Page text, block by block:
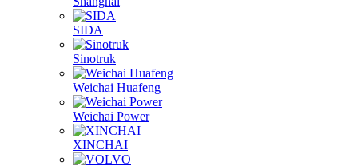
SIDA
Sinotruk
Weichai Huafeng
Weichai Power
XINCHAI